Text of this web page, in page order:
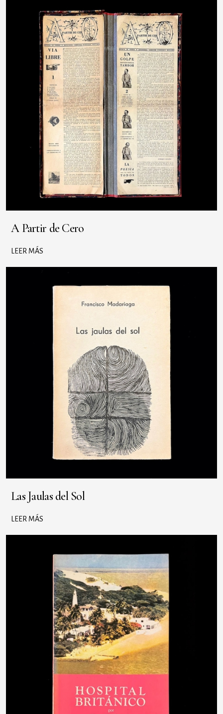
A Partir de Cero
LEER MÁS
Las Jaulas del Sol
LEER MÁS